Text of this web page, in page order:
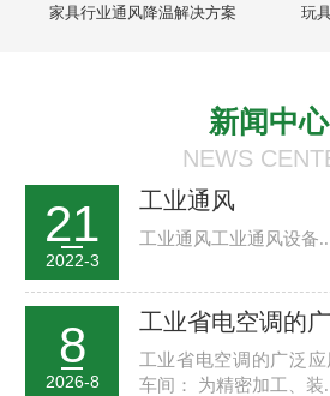
家具行业通风降温解决方案 玩
新闻中心
NEWS
21
2022-3
工业通风
工业通风工业通风设备
8
2026-8
工业省电空调的
工业省电空调的广泛应用场景：
车间： 为精密加工、装